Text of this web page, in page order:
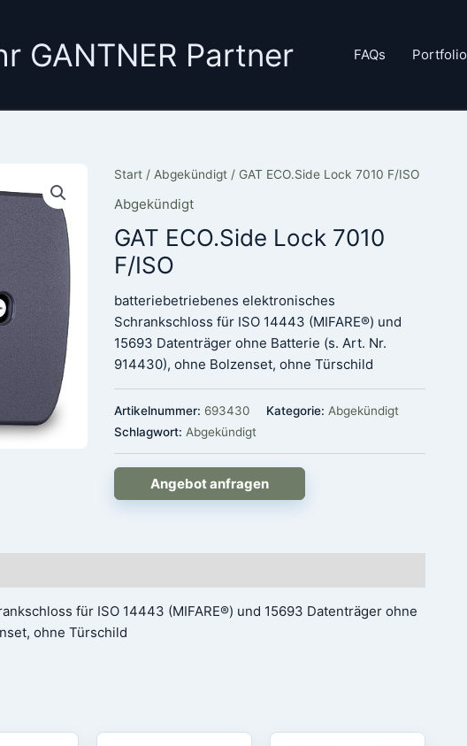
GANTNER Partner FAQs Portfolio
Start / Abgekündigt / GAT ECO.Side Lock 7010 F/ISO
Abgekündigt
GAT ECO.Side Lock 7010
F/ISO
batteriebetriebenes elektronisches
Schrankschloss für ISO 14443 (MIFARE®) und
15693 Datenträger ohne Batterie (s. Art. Nr.
914430), ohne Bolzenset, ohne Türschild
Artikelnummer: 693430 Kategorie: Abgekündigt
Schlagwort: Abgekündigt
Angebot anfragen
für ISO 14443 (MIFARE®) und 15693 Datenträger ohne
ohne Türschild